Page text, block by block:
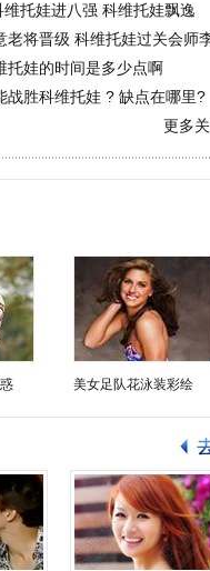
托娃进八强 科维托娃飘逸
老将晋级 科维托娃过关会师
托娃的时间是多少点啊
战胜科维托娃 ? 缺点在哪里?
更多
美女足队花泳装彩绘